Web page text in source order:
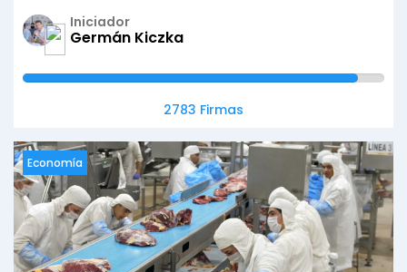
Iniciador
Germán Kiczka
2783 Firmas
Economía